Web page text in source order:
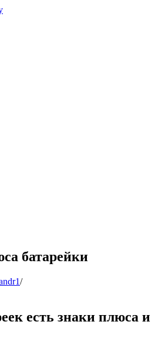
батарейки
есть знаки плюса и